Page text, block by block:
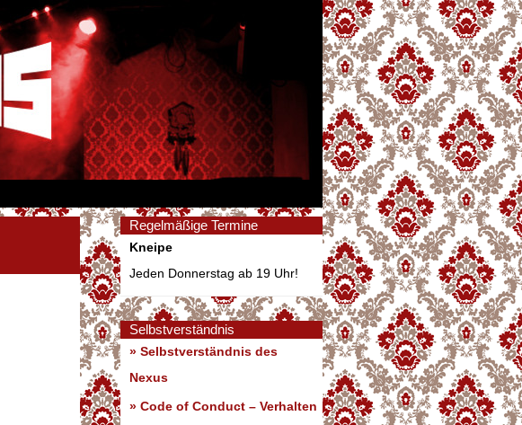
Regelmäßige Termine
Kneipe
Jeden Donnerstag ab 19 Uhr!
Selbstverständnis
» Selbstverständnis des
Nexus
» Code of Conduct – Verhalten